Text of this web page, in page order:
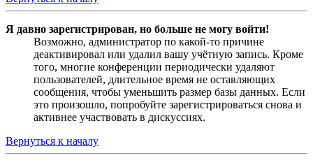
Я давно зарегистрирован, но больше не могу войти!
Возможно, администратор по какой-то причине
деактивировал или удалил вашу учётную запись. Кроме
того, многие конференции периодически удаляют
пользователей, длительное время не оставляющих
сообщения, чтобы уменьшить размер базы данных. Если
это произошло, попробуйте зарегистрироваться снова и
активнее участвовать в дискуссиях.
Вернуться к началу